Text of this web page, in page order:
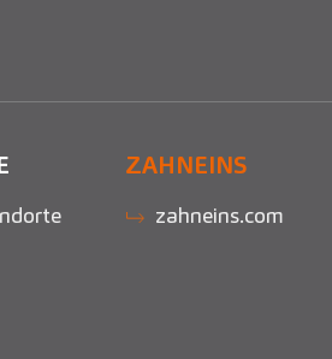
ZAHNEINS
zahneins.com